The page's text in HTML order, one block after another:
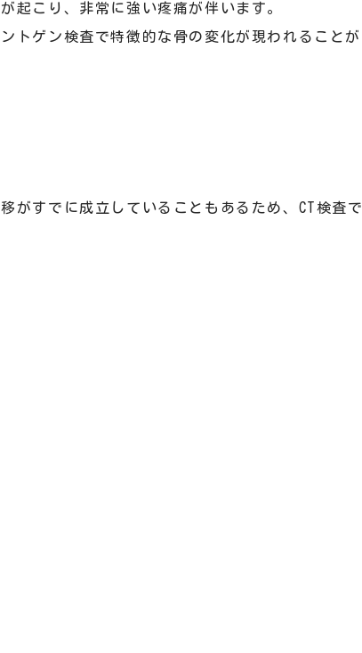
起こり、非常に強い疼痛が伴います。
トゲン検査で特徴的な骨の変化が現われることが
がすでに成立していることもあるため、CT検査で